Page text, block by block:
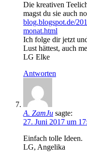
Die kreativen
magst du sie auch
blog.blogspot.de/
monat.html
Ich folge dir jetzt
Lust hättest, auch
LG Elke
Antworten
A. ZamJu sagte:
27. Juni 2017 um
Einfach tolle Ideen.
LG, Angelika